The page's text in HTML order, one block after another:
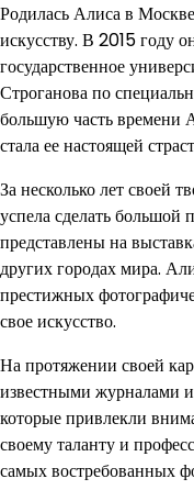
Родилась Алиса в
искусству. В 2015 году
государственное
Строганова по
большую часть времени
стала ее настоящей
За несколько лет своей
успела сделать большой
представлены на
других городах мира.
престижных
свое искусство.
На протяжении своей
известными журналами
которые привлекли
своему таланту и
самых востребованных